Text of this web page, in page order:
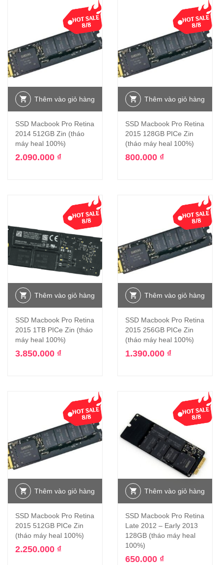
Thêm vào giỏ hàng
SSD Macbook Pro Retina
2014 512GB Zin (tháo
máy heal 100%)
2.090.000 ₫
Thêm vào giỏ hàng
SSD Macbook Pro Retina
2015 128GB PICe Zin
(tháo máy heal 100%)
800.000 ₫
Thêm vào giỏ hàng
SSD Macbook Pro Retina
2015 1TB PICe Zin (tháo
máy heal 100%)
3.850.000 ₫
Thêm vào giỏ hàng
SSD Macbook Pro Retina
2015 256GB PICe Zin
(tháo máy heal 100%)
1.390.000 ₫
Thêm vào giỏ hàng
SSD Macbook Pro Retina
2015 512GB PICe Zin
(tháo máy heal 100%)
2.250.000 ₫
Thêm vào giỏ hàng
SSD Macbook Pro Retina
Late 2012 – Early 2013
128GB (tháo máy heal
100%)
650.000 ₫